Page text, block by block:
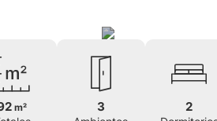
m² 3 2